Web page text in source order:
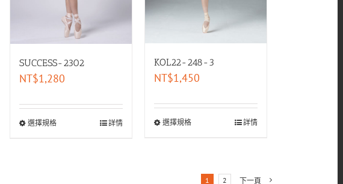
SUCCESS-2302
NT$1,280
選擇規格 詳情
KOL22-248-3
NT$1,450
選擇規格 詳情
1 2 下一頁